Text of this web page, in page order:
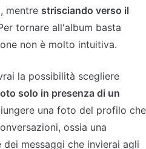
mentre strisciando verso il
tornare all'album basta
non è molto intuitiva.
la possibilità scegliere
solo in presenza di un
una foto del profilo che
ossia una
messaggi che invierai agli